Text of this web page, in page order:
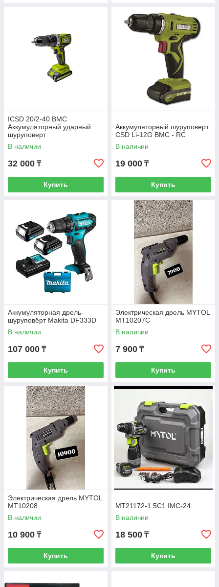
ICSD 20/2-40 BMC
Аккумуляторный ударный
шуруповерт
В наличии
32 000 ₸
Купить
Аккумуляторный шуруповерт
CSD Li-12G BMC - RC
В наличии
19 000 ₸
Купить
Аккумуляторная дрель-
шуруповёрт Makita DF333D
В наличии
107 000 ₸
Купить
Электрическая дрель MYTOL
MT10207C
В наличии
7 900 ₸
Купить
Электрическая дрель MYTOL
MT10208
В наличии
10 900 ₸
Купить
MT21172-1.5C1 IMC-24
В наличии
18 500 ₸
Купить